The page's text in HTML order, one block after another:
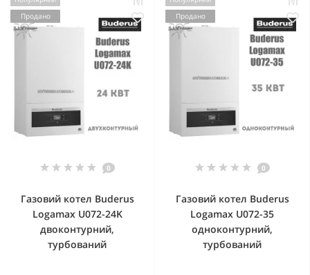
Продано
0
Газовий котел Buderus
Logamax U072-24K
двоконтурний,
турбований
Продано
0
Газовий котел Buderus
Logamax U072-35
одноконтурний,
турбований